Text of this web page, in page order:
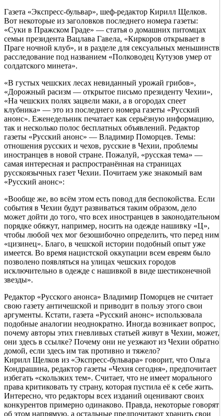
Газета «Экспресс-бульвар», шеф-редактор Кирилл Щелков.
Вот некоторые из заголовков последнего номера газеты:
«Суки в Пражском Граде» — статья о домашних питомцах
семьи президента Вацлава Гавела, «Киркоров открывает в
Праге ночной клуб», и в разделе для сексуальных меньшинств
расследование под названием «Полководец Кутузов умер от
солдатского минета».
«В густых чешских лесах невиданный урожай грибов»,
«Дорожный расизм — открытое письмо президенту Чехии»,
«На чешских полях зацвели маки, а в огородах спеет
клубника» — это из последнего номера газеты «Русский
анонс». Еженедельник печатает как серьёзную информацию,
так и несколько полос бесплатных объявлений. Редактор
газеты «Русский анонс» — Владимир Поморцев. Темы:
отношения русских и чехов, русские в Чехии, проблемы
иностранцев в новой стране. Пожалуй, «русская тема» —
самая интересная и распространённая на страницах
русскоязычных газет Чехии. Почитаем уже знакомый вам
«Русский анонс»:
«Вообще же, во всём этом есть повод для беспокойства. Если
события в Чехии будут развиваться таким образом, дело
может дойти до того, что всех иностранцев в законодательном
порядке обяжут, например, носить на одежде нашивку «Ц»,
чтобы любой чех мог безошибочно определить, что перед ним
«цизинец». Благо, в чешской истории подобный опыт уже
имеется. Во время нацистской оккупации всем евреям было
позволено появляться на улицах чешских городов
исключительно в одежде с нашивкой в виде шестиконечной
звезды».
Редактор «Русского анонса» Владимир Поморцев не считает
свою газету античешской и приводит в пользу этого свои
аргументы. Кстати, газета «Русский анонс» использовала
подобные аналогии неоднократно. Иногда возникает вопрос,
почему авторы этих гневливых статьей живут в Чехии, может,
они здесь в ссылке? Почему они не уезжают из Чехии обратно
домой, если здесь им так противно и тяжело?
Кирилл Щелков из «Экспресс-бульвара» говорит, что Ольга
Кондрашина, редактор газеты «Чехия сегодня», предпочитает
избегать «скользких тем». Считает, что не имеет морального
права критиковать ту страну, которая пустила её к себе жить.
Интересно, что редакторы всех изданий оценивают своих
конкурентов примерно одинаково. Правда, некоторые говорят
об этом напрямую, а остальные предпочитают хранить свои